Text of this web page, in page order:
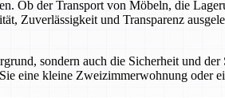
der Transport von Möbeln, die
Zuverlässigkeit und Transparenz
sondern auch die Sicherheit und
eine kleine Zweizimmerwohnung oder